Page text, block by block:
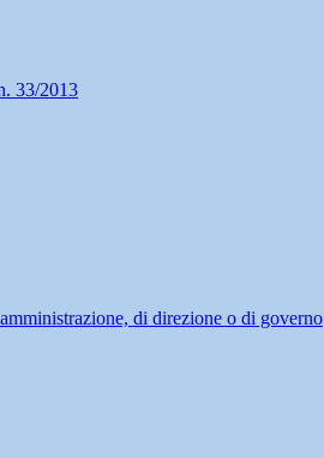
33/2013
di direzione o di governo